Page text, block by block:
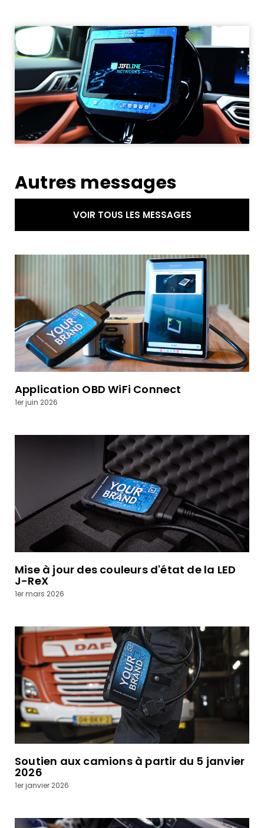
Autres messages
VOIR TOUS LES MESSAGES
Application OBD WiFi Connect
1er juin 2026
Mise à jour des couleurs d'état de la LED
J-ReX
1er mars 2026
Soutien aux camions à partir du 5 janvier
2026
1er janvier 2026